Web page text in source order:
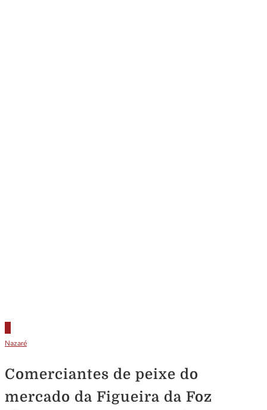
Nazaré
Comerciantes de peixe do
mercado da Figueira da Foz